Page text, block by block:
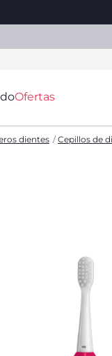
Ofertas
dientes Cepillos de